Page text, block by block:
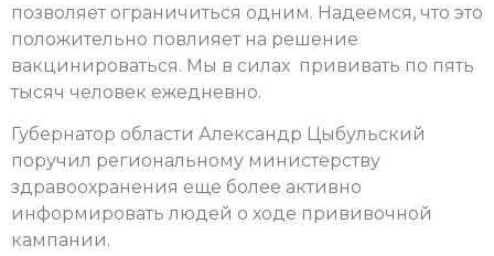
позволяет ограничиться одним. Надеемся, что это
положительно повлияет на решение
вакцинироваться. Мы в силах прививать по пять
тысяч человек ежедневно.
Губернатор области Александр Цыбульский
поручил региональному министерству
здравоохранения еще более активно
информировать людей о ходе прививочной
кампании.